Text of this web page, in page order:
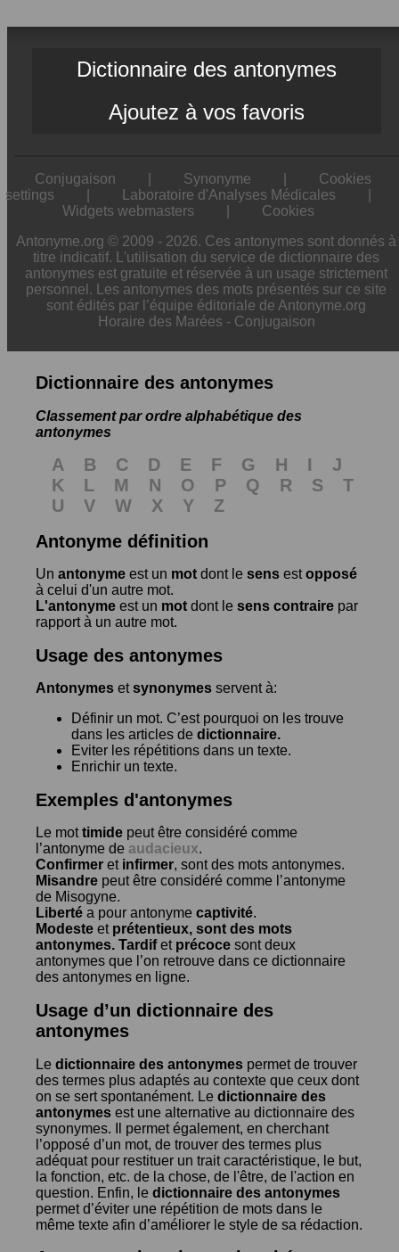
Dictionnaire des antonymes
Ajoutez à vos favoris
Conjugaison Synonyme
Cookies
settings
Laboratoire d'Analyses Médicales
Widgets webmasters
Cookies
Antonyme.org © 2009 - 2026. Ces antonymes sont donnés à
titre indicatif. L'utilisation du service de dictionnaire des
antonymes est gratuite et réservée à un usage strictement
personnel. Les antonymes des mots présentés sur ce site
sont édités par l’équipe éditoriale de Antonyme.org
Horaire des Marées - Conjugaison
Dictionnaire des antonymes
Classement par ordre alphabétique des
antonymes
A B C D E F G H I
J
K
L M N O P Q R S
T
U
V W X Y
Z
Antonyme définition
Un antonyme est un mot dont le sens estopposé
à celui d'un autre mot.
L'antonyme est un mot dont le sens contraire par
rapport à un autre mot.
Usage des antonymes
Antonymes etsynonymes servent à:
Définir un mot. C’est pourquoi on les trouve
dans les articles de dictionnaire.
Eviter les répétitions dans un texte.
Enrichir un texte.
Exemples d'antonymes
Le mottimide peut être considéré comme
l’antonyme de audacieux.
Confirmer et infirmer, sont des mots antonymes.
Misandre peut être considéré comme l’antonyme
de Misogyne.
Liberté a pour antonyme captivité.
Modeste et prétentieux, sont des mots
antonymes. Tardifet précoce sont deux
antonymes que l’on retrouve dans ce dictionnaire
des antonymes en ligne.
Usage d’un dictionnaire des
antonymes
Le dictionnaire des antonymes permet de trouver
des termes plus adaptés au contexte que ceux dont
on se sert spontanément. Le dictionnaire des
antonymes est une alternative au dictionnaire des
synonymes. Il permet également, en cherchant
l’opposé d’un mot, de trouver des termes plus
adéquat pour restituer un trait caractéristique, le but,
la fonction, etc. de la chose, de l'être, de l'action en
question. Enfin, le dictionnaire des antonymes
permet d’éviter une répétition de mots dans le
même texte afin d’améliorer le style de sa rédaction.